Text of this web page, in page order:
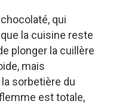
qui
la cuisine reste
plonger la cuillère
mais
sorbetière du
est totale,